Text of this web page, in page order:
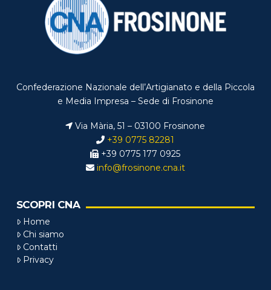
Confederazione Nazionale dell’Artigianato e della Piccola
e Media Impresa – Sede di Frosinone
Via Mària, 51 – 03100 Frosinone
+39 0775 82281
+39 0775 177 0925
info@frosinone.cna.it
SCOPRI CNA
Home
Chi siamo
Contatti
Privacy